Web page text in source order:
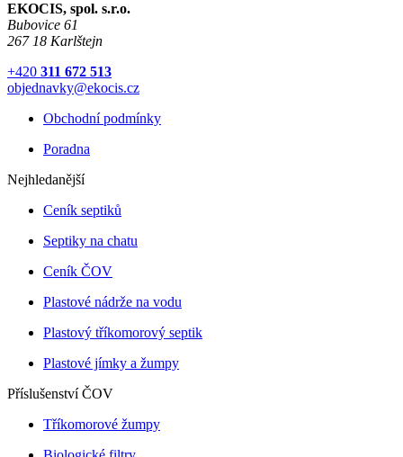
EKOCIS, spol. s.r.o.
Bubovice 61
267 18 Karlštejn
+420 311 672 513
objednavky@ekocis.cz
Obchodní podmínky
Poradna
Nejhledanější
Ceník septiků
Septiky na chatu
Ceník ČOV
Plastové nádrže na vodu
Plastový tříkomorový septik
Plastové jímky a žumpy
Příslušenství ČOV
Tříkomorové žumpy